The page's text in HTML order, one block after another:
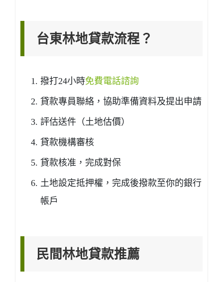
台東林地貸款流程？
撥打24小時免費電話諮詢
貸款專員聯絡，協助準備資料及提出申請
評估送件（土地估價）
貸款機構審核
貸款核准，完成對保
土地設定抵押權，完成後撥款至你的銀行
帳戶
民間林地貸款推薦